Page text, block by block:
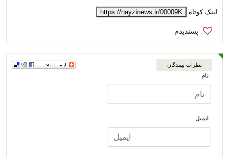
لینک کوتاه: https://nayzinews.ir/00009K
نظرات بینندگان
نام
ایمیل